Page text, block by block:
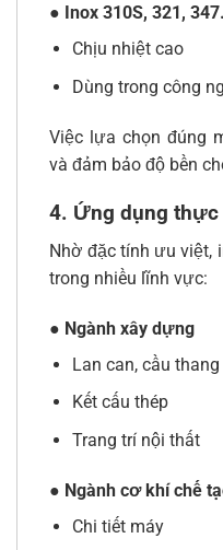
● Inox 310S, 321,
Chịu nhiệt cao
Dùng trong công
Việc lựa chọn đúng
và đảm bảo độ bền
4. Ứng dụng thực
Nhờ đặc tính ưu việt,
trong nhiều lĩnh vực:
● Ngành xây dựng
Lan can, cầu thang
Kết cấu thép
Trang trí nội thất
● Ngành cơ khí chế
Chi tiết máy